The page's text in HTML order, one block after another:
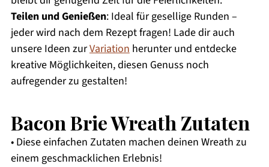
Teilen und Genießen: Ideal für gesellige Runden –
jeder wird nach dem Rezept fragen! Lade dir auch
unsere Ideen zurVariationherunter und entdecke
kreative Möglichkeiten, diesen Genuss noch
aufregender zu gestalten!
Bacon Brie Wreath Zutaten
• Diese einfachen Zutaten machen deinen Wreath zu
einem geschmacklichen Erlebnis!